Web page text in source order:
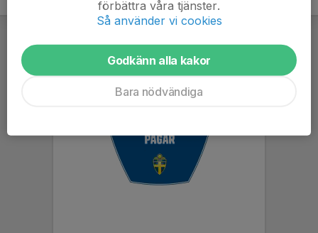
förbättra våra tjänster.
Så använder vi cookies
Godkänn alla kakor
Bara nödvändiga